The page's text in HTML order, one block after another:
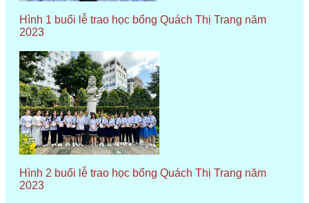
Hình 1 buổi lễ trao học bổng Quách Thị Trang năm
2023
Hình 2 buổi lễ trao học bổng Quách Thị Trang năm
2023